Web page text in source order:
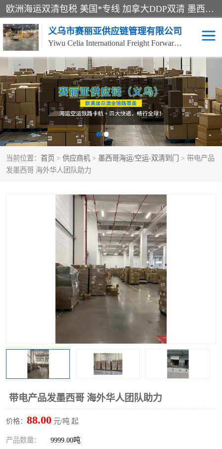
欧洲海运双清包税 美国*专线 加拿大DDP双清 墨西哥跨境空运 澳大利亚专线物流 跨境电商物流服务 国际快递到门服务 海运*渠道 一站式跨境物流解决方案 TikTok/SHEIN专线 电商平台FBA头程运输 国际铁路运输欧洲 UPS/DDHL/联邦快递跨境 美国双清到门物流 跨境*运输
义乌市赛丽亚供应链管理有限公司
Yiwu Celia International Freight Forwarding Co., Ltd
当前位置： 首页 > 供应商机 > 墨西哥海运/空运-双清到门
> 带电产品
发墨西哥 海外华人团队助力
带电产品发墨西哥 海外华人团队助力
价格： 88.00 元/吨 起
产品数量： 9999.00吨
美森快船 欧洲卡航
加拿大海运/空运-双清到
门
澳大利亚海运/空运-双清
到门
墨西哥海运/空运-双清到
门